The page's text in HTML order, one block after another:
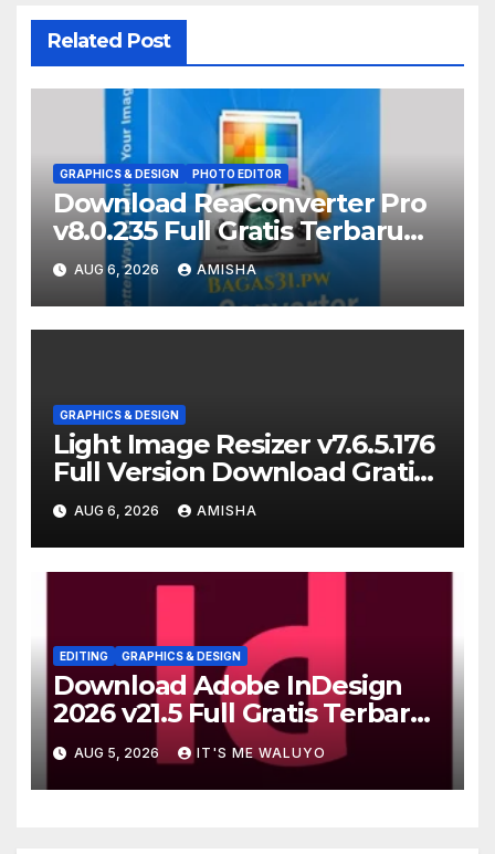
Related Post
GRAPHICS & DESIGN PHOTO EDITOR
Download ReaConverter Pro
v8.0.235 Full Gratis Terbaru
Version
AUG 6, 2026 AMISHA
GRAPHICS & DESIGN
Light Image Resizer v7.6.5.176
Full Version Download Gratis
Terbaru
AUG 6, 2026 AMISHA
EDITING GRAPHICS & DESIGN
Download Adobe InDesign
2026 v21.5 Full Gratis Terbaru
Version
AUG 5, 2026 IT'S ME WALUYO